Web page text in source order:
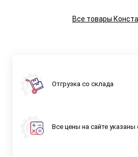
Все товары
Отгрузка со склада
Все цены на сайте